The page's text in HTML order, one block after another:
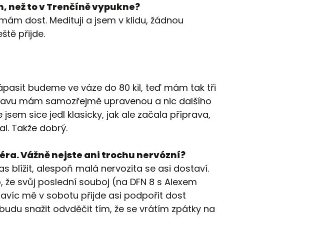
než to v Trenčíně vypukne?
dost. Medituji a jsem v klidu, žádnou
přijde.
budeme ve váze do 80 kil, teď mám tak tři
mám samozřejmě upravenou a nic dalšího
jsem sice jedl klasicky, jak ale začala příprava,
Takže dobrý.
Vážně nejste ani trochu nervózní?
blížit, alespoň malá nervozita se asi dostaví.
svůj poslední souboj (na DFN 8 s Alexem
mě v sobotu přijde asi podpořit dost
snažit odvděčit tím, že se vrátím zpátky na